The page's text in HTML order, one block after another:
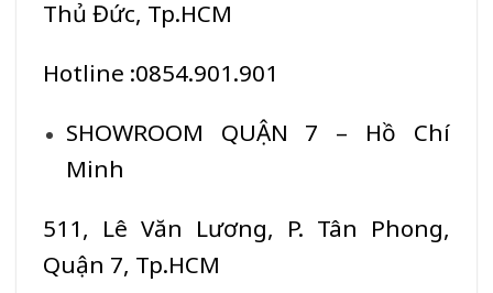
Thủ Đức, Tp.HCM
Hotline :0854.901.901
SHOWROOM QUẬN 7 – Hồ Chí
Minh
511, Lê Văn Lương, P. Tân Phong,
Quận 7, Tp.HCM